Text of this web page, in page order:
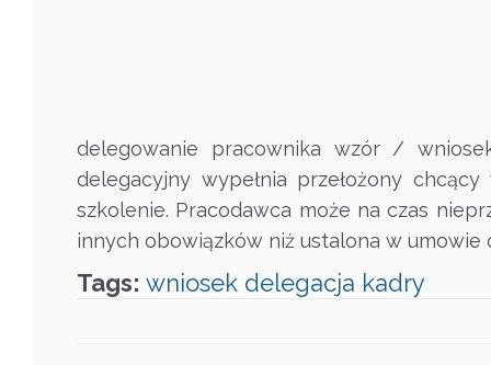
delegowanie pracownika wzór /
delegacyjny wypełnia przełożony
szkolenie. Pracodawca może na czas
innych obowiązków niż ustalona w umowie
Tags: wniosek delegacja kadry